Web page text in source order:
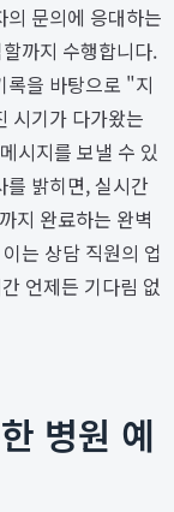
문의에 응대하는
까지 수행합니다.
록을 바탕으로 "지
시기가 다가왔는
시지를 보낼 수 있
밝히면, 실시간
지 완료하는 완벽
는 상담 직원의 업
언제든 기다림 없
병원 예